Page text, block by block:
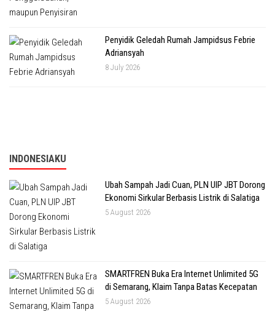
Penyidik Geledah Rumah Jampidsus Febrie
Adriansyah
8 July 2026
INDONESIAKU
Ubah Sampah Jadi Cuan, PLN UIP JBT Dorong
Ekonomi Sirkular Berbasis Listrik di Salatiga
5 August 2026
SMARTFREN Buka Era Internet Unlimited 5G
di Semarang, Klaim Tanpa Batas Kecepatan
5 August 2026